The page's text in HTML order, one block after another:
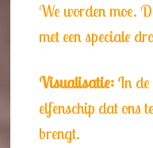
We worden moe.
met een speciale
Visualisatie: In de
elfenschip dat ons
brengt.